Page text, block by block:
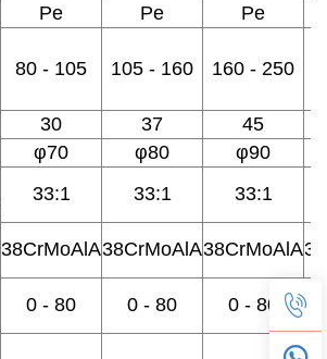
Pe Pe
Pe
80 - 105 105 - 160 160 - 250
30 37
45
φ70 φ80
φ90
33:1 33:1
33:1
38CrMoAlA38CrMoAlA38CrMoAlA
0 - 80 0 - 80
0 - 80